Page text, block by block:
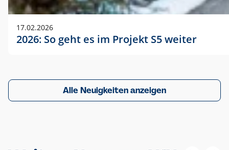
17.02.2026
2026: So geht es im Projekt S5 weiter
Alle Neuigkeiten anzeigen